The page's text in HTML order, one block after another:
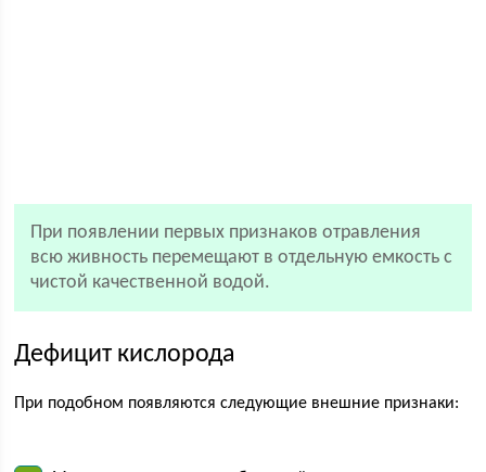
При появлении первых признаков отравления
всю живность перемещают в отдельную емкость с
чистой качественной водой.
Дефицит кислорода
При подобном появляются следующие внешние признаки: